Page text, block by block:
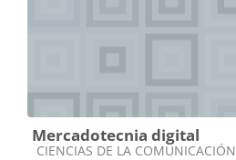
Mercadotecnia digital
Categoría de cursos
CIENCIAS DE LA COMUNICACIÓN